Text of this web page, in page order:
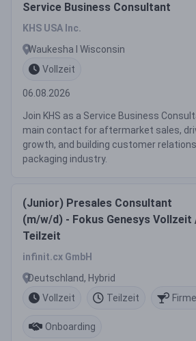
Service Business Consultant
KHS USA Inc.
Waukesha ǀ Wisconsin
Vollzeit
06.08.2026
Join KHS as a Service Business
main contact for aftermarket sales,
growth, and building customer
packaging industry.
(Junior) Presales Consultant
(m/w/d) - Fokus Genesys Vollzeit
Teilzeit
infinit.cx GmbH
Deutschland, Hybrid
Vollzeit
Teilzeit
Onboarding